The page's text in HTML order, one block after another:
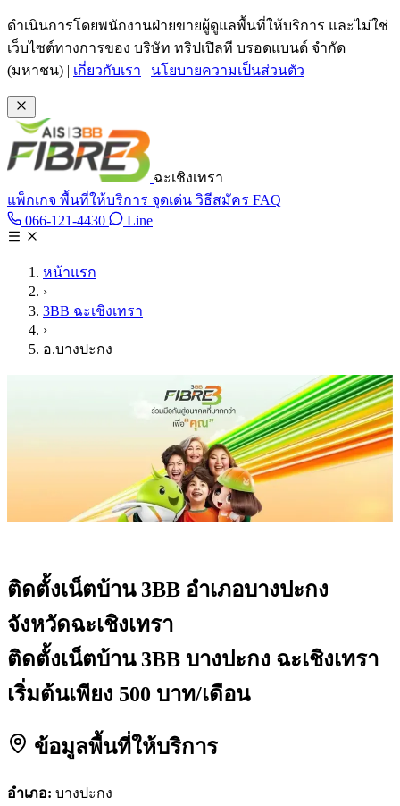
ข้ามไปเนื้อหาหลัก
ดำเนินการโดยพนักงานฝ่ายขายผู้ดูแลพื้นที่ให้บริการ และไม่ใช่
เว็บไซต์ทางการของ บริษัท ทริปเปิลที บรอดแบนด์ จำกัด
(มหาชน) | เกี่ยวกับเรา | นโยบายความเป็นส่วนตัว
ฉะเชิงเทรา
แพ็กเกจ พื้นที่ให้บริการ จุดเด่น วิธีสมัคร FAQ
066-121-4430 โทร 066-121-4430
LineLine @tan3bb
หน้าแรก
›
3BB ฉะเชิงเทรา
›
อ.บางปะกง
ติดตั้งเน็ตบ้าน 3BB อำเภอบางปะกง
จังหวัดฉะเชิงเทรา
ติดตั้งเน็ตบ้าน 3BB บางปะกง ฉะเชิงเทรา
เริ่มต้นเพียง 500 บาท/เดือน
ข้อมูลพื้นที่ให้บริการ
อำเภอ: บางปะกง